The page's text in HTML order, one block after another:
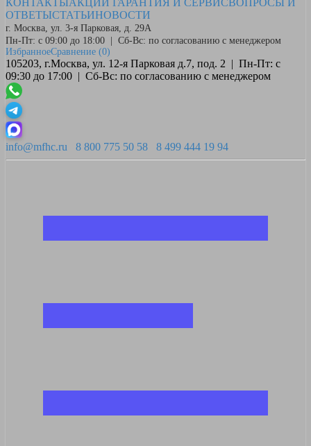
КОНТАКТЫАКЦИИ ГАРАНТИЯ И СЕРВИСВОПРОСЫ И
ОТВЕТЫСТАТЬИНОВОСТИ
г. Москва, ул. 3-я Парковая, д. 29А
Пн-Пт: с 09:00 до 18:00 | Сб-Вс: по согласованию с менеджером
ИзбранноеСравнение (0)
105203, г.Москва, ул. 12-я Парковая д.7, под. 2 | Пн-Пт: с
09:30 до 17:00 | Сб-Вс: по согласованию с менеджером
info@mfhc.ru 8 800 775 50 58 8 499 444 19 94